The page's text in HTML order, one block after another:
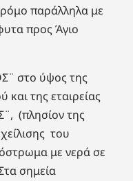
παράλληλα με
προς Άγιο
στο ύψος της
της εταιρείας
(πλησίον της
του
με νερά σε
σημεία